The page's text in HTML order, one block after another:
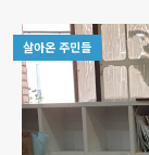
살아온 주민들